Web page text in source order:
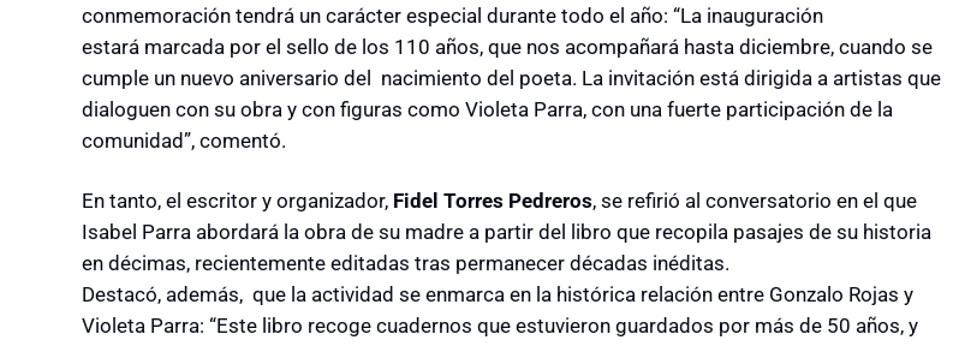
conmemoración tendrá un carácter especial durante todo el año: “La inauguración
estará marcada por el sello de los 110 años, que nos acompañará hasta diciembre, cuando se
cumple un nuevo aniversario del nacimiento del poeta. La invitación está dirigida a artistas que
dialoguen con su obra y con figuras como Violeta Parra, con una fuerte participación de la
comunidad”, comentó.
En tanto, el escritor y organizador, Fidel Torres Pedreros, se refirió al conversatorio en el que
Isabel Parra abordará la obra de su madre a partir del libro que recopila pasajes de su historia
en décimas, recientemente editadas tras permanecer décadas inéditas.
Destacó, además, que la actividad se enmarca en la histórica relación entre Gonzalo Rojas y
Violeta Parra: “Este libro recoge cuadernos que estuvieron guardados por más de 50 años, y